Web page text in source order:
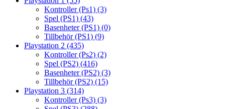
Kontroller (Ps1) (3)
Spel (PS1) (43)
Basenheter (PS1) (0)
Tillbehör (PS1) (9)
Playstation 2 (435)
Kontroller (Ps2) (2)
Spel (PS2) (416)
Basenheter (PS2) (3)
Tillbehör (PS2) (15)
Playstation 3 (314)
Kontroller (Ps3) (3)